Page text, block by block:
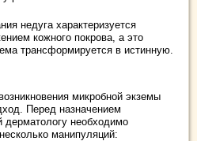
недуга характеризуется
кожного покрова, а это
трансформируется в истинную.
микробной экземы
Перед назначением
дерматологу необходимо
манипуляций: